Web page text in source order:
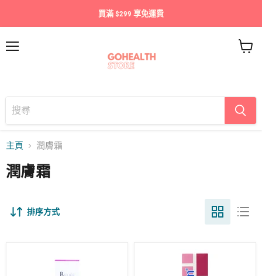
買滿 $299 享免運費
車
主頁 潤膚霜
潤膚霜
排序方式